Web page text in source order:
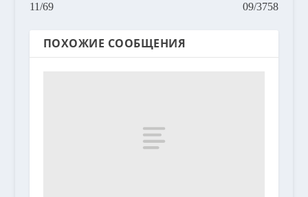
11/69
09/3758
ПОХОЖИЕ СООБЩЕНИЯ